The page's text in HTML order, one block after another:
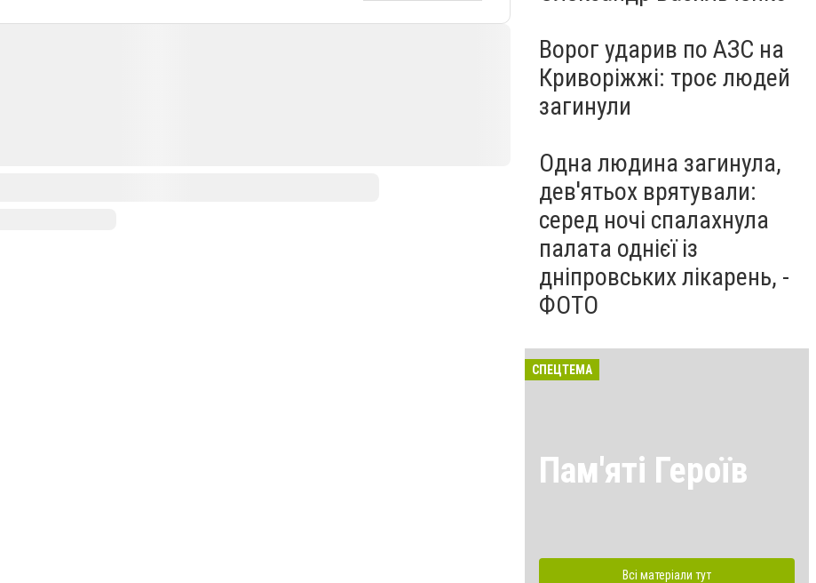
Ворог ударив по АЗС на
Криворіжжі: троє людей
загинули
Одна людина загинула,
дев'ятьох врятували:
серед ночі спалахнула
палата однієї із
дніпровських лікарень, -
ФОТО
СПЕЦТЕМА
Пам'яті Героїв
Всі матеріали тут